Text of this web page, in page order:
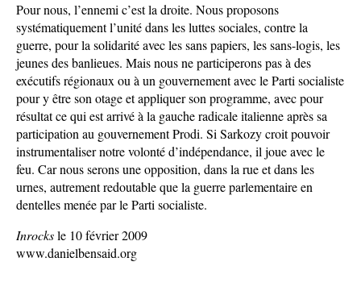
Pour nous, l’ennemi c’est la droite. Nous proposons
systématiquement l’unité dans les luttes sociales, contre la
guerre, pour la solidarité avec les sans papiers, les sans-logis, les
jeunes des banlieues. Mais nous ne participerons pas à des
exécutifs régionaux ou à un gouvernement avec le Parti socialiste
pour y être son otage et appliquer son programme, avec pour
résultat ce qui est arrivé à la gauche radicale italienne après sa
participation au gouvernement Prodi. Si Sarkozy croit pouvoir
instrumentaliser notre volonté d’indépendance, il joue avec le
feu. Car nous serons une opposition, dans la rue et dans les
urnes, autrement redoutable que la guerre parlementaire en
dentelles menée par le Parti socialiste.
Inrocksle 10 février 2009
www.danielbensaid.org